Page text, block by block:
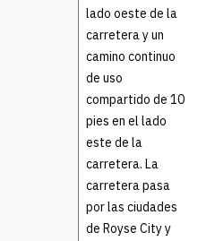
lado oeste de la
carretera y un
camino continuo
de uso
compartido de 10
pies en el lado
este de la
carretera. La
carretera pasa
por las ciudades
de Royse City y